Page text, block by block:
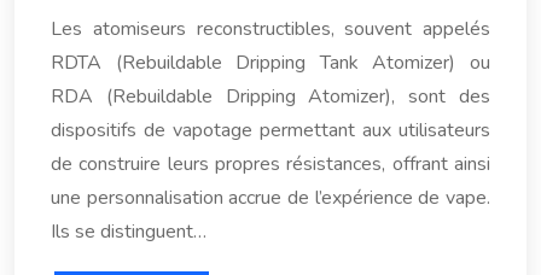
Les atomiseurs reconstructibles, souvent appelés
RDTA (Rebuildable Dripping Tank Atomizer) ou
RDA (Rebuildable Dripping Atomizer), sont des
dispositifs de vapotage permettant aux utilisateurs
de construire leurs propres résistances, offrant ainsi
une personnalisation accrue de l’expérience de vape.
Ils se distinguent…